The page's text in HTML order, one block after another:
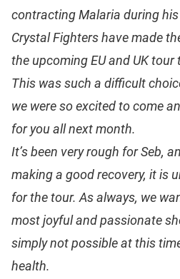
contracting Malaria during
Crystal Fighters have made
the upcoming EU and UK
This was such a difficult
we were so excited to come
for you all next month.
It’s been very rough for Seb,
making a good recovery, it is
for the tour. As always, we
most joyful and passionate
simply not possible at this
health.